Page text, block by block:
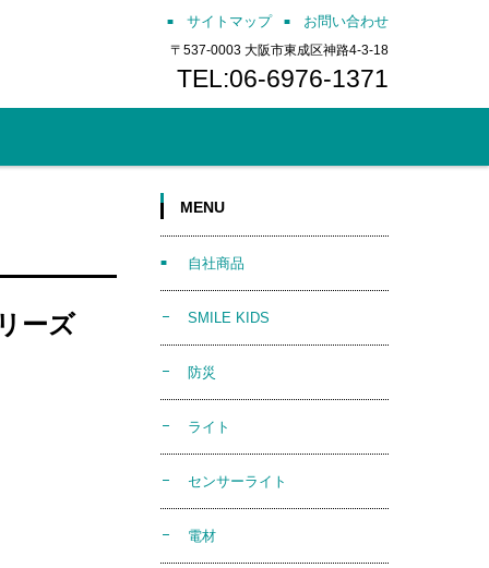
サイトマップ お問い合わせ
〒537-0003 大阪市東成区神路4-3-18
TEL:06-6976-1371
ーズ
MENU
自社商品
SMILE KIDS
防災
ライト
センサーライト
電材